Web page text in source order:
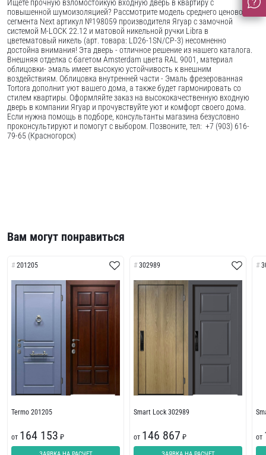
Ищете прочную взломостойкую входную дверь в квартиру с
повышенной шумоизоляцией? Рассмотрите модель среднего ценового
сегмента Next артикул №198059 производителя Ягуар с замочной
системой M-LOCK 22.12 и матовой никельной ручки Libra в
цветематовый никель (арт. товара: LD26-1SN/CP-3) несомненно
достойна внимания! Эта дверь - отличное решение из нашего каталога.
Внешняя отделка с багетом Amsterdam цвета RAL 9001, материал
облицовки- эмаль имеет высокую устойчивость к внешним
воздействиям. Облицовка внутренней части - Эмаль фрезерованная
Tortora дополнит уют вашего дома, а также будет гармонировать со
стилем квартиры. Оформляйте заказ на высококачественную входную
дверь в компании Ягуар и прочувствуйте уют и комфорт своего дома.
Если нужна помощь в подборе, консультанты магазина безусловно
проконсультируют и помогут с выбором. Позвоните, тел: +7 (903) 616-
79-65 (Красногорск)
Вам могут понравиться
201205
Termo 201205
от 164 153 ₽
302989
Smart Lock 302989
от 146 867 ₽ от